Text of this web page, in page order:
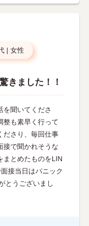
| 女性
きました！！
を聞いてくださ
整も素早く行って
ださり、毎回仕事
接で聞かれそうな
まとめたものをLIN
接当日はパニック
とうございまし